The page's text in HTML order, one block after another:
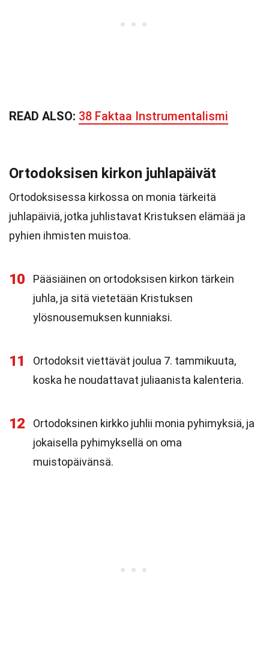
READ ALSO: 38 Faktaa Instrumentalismi
Ortodoksisen kirkon juhlapäivät
Ortodoksisessa kirkossa on monia tärkeitä
juhlapäiviä, jotka juhlistavat Kristuksen elämää ja
pyhien ihmisten muistoa.
10
Pääsiäinen on ortodoksisen kirkon tärkein
juhla, ja sitä vietetään Kristuksen
ylösnousemuksen kunniaksi.
11
Ortodoksit viettävät joulua 7. tammikuuta,
koska he noudattavat juliaanista kalenteria.
12
Ortodoksinen kirkko juhlii monia pyhimyksiä, ja
jokaisella pyhimyksellä on oma
muistopäivänsä.